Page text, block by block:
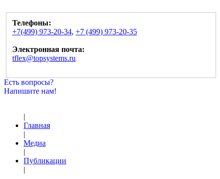
Телефоны:
+7(499) 973-20-34, +7 (499) 973-20-35
Электронная почта:
tflex@topsystems.ru
Есть вопросы?
Напишите нам!
|
Главная
|
Медиа
|
Публикации
|